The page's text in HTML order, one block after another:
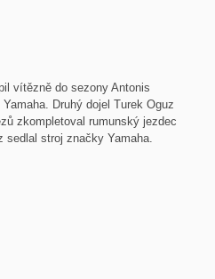
vítězně do sezony Antonis
Druhý dojel Turek Oguz
zkompletoval rumunský jezdec
sedlal stroj značky Yamaha.